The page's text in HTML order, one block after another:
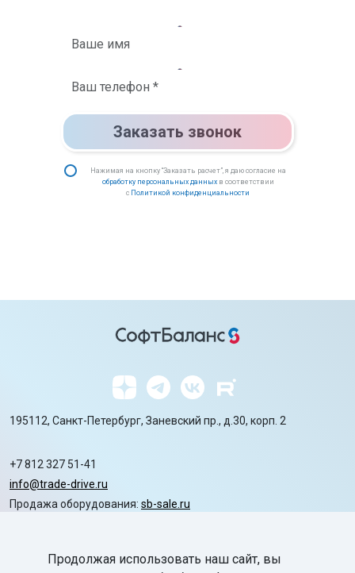
Заказать звонок
Нажимая на кнопку “Заказать расчет”, я даю согласие на
обработку персональных данныхв соответствии
с Политикой конфиденциальности
195112, Санкт-Петербург, Заневский пр., д.30, корп. 2
+7 812 327 51-41
info@trade-drive.ru
Продажа оборудования: sb-sale.ru
Автоматизацияchevron_right
Продолжая использовать наш сайт, вы